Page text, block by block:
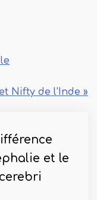
Nifty de l'Inde »
et le